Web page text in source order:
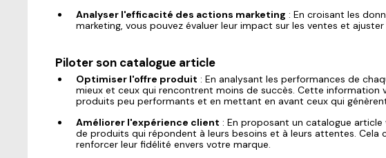
Analyser l'efficacité des actions marketing : En croisant les
marketing, vous pouvez évaluer leur impact sur les ventes et
Piloter son catalogue article
Optimiser l'offre produit : En analysant les performances de
mieux et ceux qui rencontrent moins de succès. Cette
produits peu performants et en mettant en avant ceux qui
Améliorer l'expérience client : En proposant un catalogue
de produits qui répondent à leurs besoins et à leurs attentes.
renforcer leur fidélité envers votre marque.